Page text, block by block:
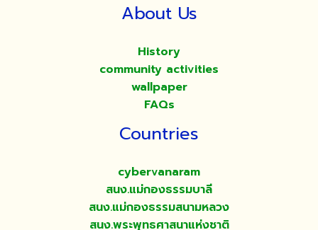
About Us
History
community activities
wallpaper
FAQs
Countries
cybervanaram
สนง.แม่กองธรรมบาลี
สนง.แม่กองธรรมสนามหลวง
สนง.พระพุทธศาสนาแห่งชาติ